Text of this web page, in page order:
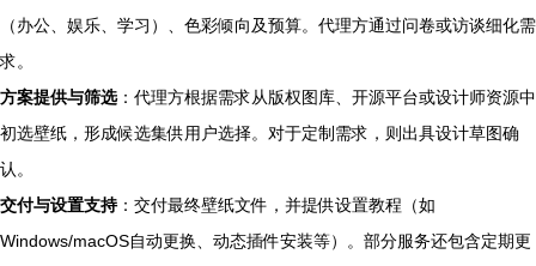
（办公、娱乐、学习）、色彩倾向及预算。代理方通过问卷或访谈细化需
求。
方案提供与筛选：代理方根据需求从版权图库、开源平台或设计师资源中
初选壁纸，形成候选集供用户选择。对于定制需求，则出具设计草图确
认。
交付与设置支持：交付最终壁纸文件，并提供设置教程（如
Windows/macOS自动更换、动态插件安装等）。部分服务还包含定期更